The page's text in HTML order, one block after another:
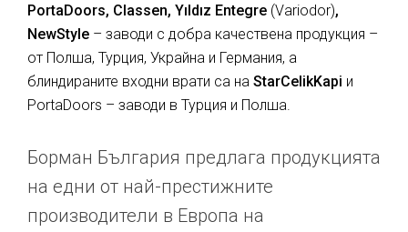
PortaDoors, Classen, Yıldız Entegre (Variodor),
NewStyle – заводи с добра качествена продукция –
от Полша, Турция, Украйна и Германия, а
блиндираните входни врати са на StarCelikKapi и
PortaDoors – заводи в Турция и Полша.
Борман България предлага продукцията
на едни от най-престижните
производители в Европа на